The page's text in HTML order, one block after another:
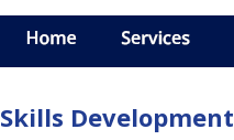
Skills Development